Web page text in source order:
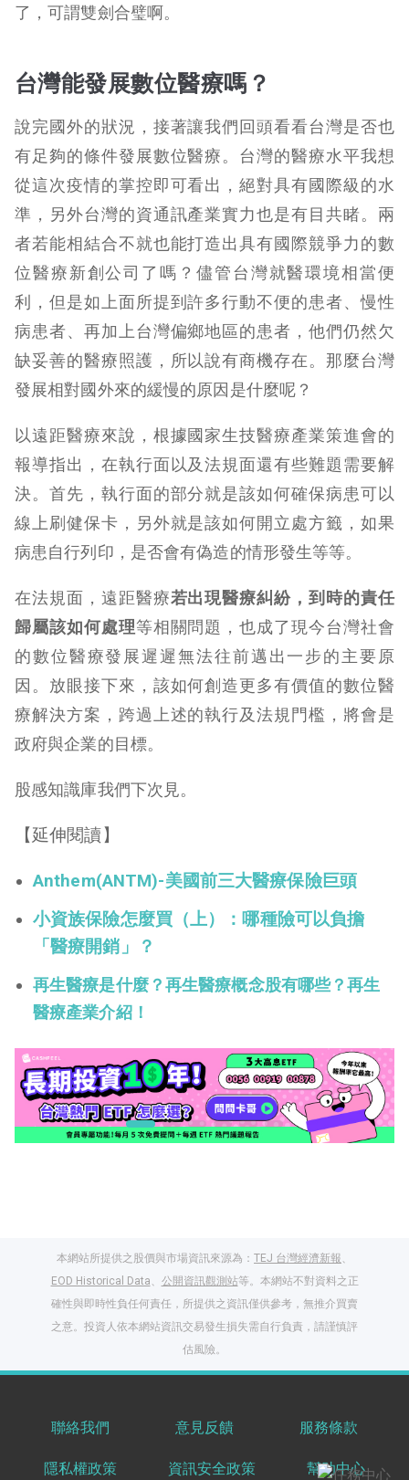
了，可謂雙劍合璧啊。
台灣能發展數位醫療嗎？
說完國外的狀況，接著讓我們回頭看看台灣是否也
有足夠的條件發展數位醫療。 台灣的醫療水平我想
從這次疫情的掌控即可看出，絕對具有國際級的水
準，另外台灣的資通訊產業實力也是有目共睹。兩
者若能相結合不就也能打造出具有國際競爭力的數
位醫療新創公司了嗎？儘管台灣就醫環境相當便
利，但是如上面所提到許多行動不便的患者、慢性
病患者、再加上台灣偏鄉地區的患者，他們仍然欠
缺妥善的醫療照護，所以說有商機存在。那麼台灣
發展相對國外來的緩慢的原因是什麼呢？
以遠距醫療來說，根據國家生技醫療產業策進會的
報導指出，在執行面以及法規面還有些難題需要解
決。首先，執行面的部分就是該如何確保病患可以
線上刷健保卡，另外就是該如何開立處方籤，如果
病患自行列印，是否會有偽造的情形發生等等。
在法規面，遠距醫療若出現醫療糾紛，到時的責任
歸屬該如何處理等相關問題，也成了現今台灣社會
的數位醫療發展遲遲無法往前邁出一步的主要原
因。 放眼接下來，該如何創造更多有價值的數位醫
療解決方案，跨過上述的執行及法規門檻，將會是
政府與企業的目標。
股感知識庫我們下次見。
【延伸閱讀】
Anthem(ANTM)-美國前三大醫療保險巨頭
小資族保險怎麼買（上）：哪種險可以負擔
「醫療開銷」？
再生醫療是什麼？再生醫療概念股有哪些？再生
醫療產業介紹！
本網站所提供之股價與市場資訊來源為： TEJ 台灣經濟新報、
EOD Historical Data、 公開資訊觀測站等。本網站不對資料之正
確性與即時性負任何責任，所提供之資訊僅供參考，無推介買賣
之意。投資人依本網站資訊交易發生損失需自行負責，請謹慎評
估風險。
聯絡我們 意見反饋 服務條款
隱私權政策 資訊安全政策 幫助中心
出國就缺這咖？股